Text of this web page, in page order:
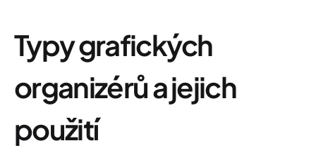
Typy grafických
organizérů a jejich
použití